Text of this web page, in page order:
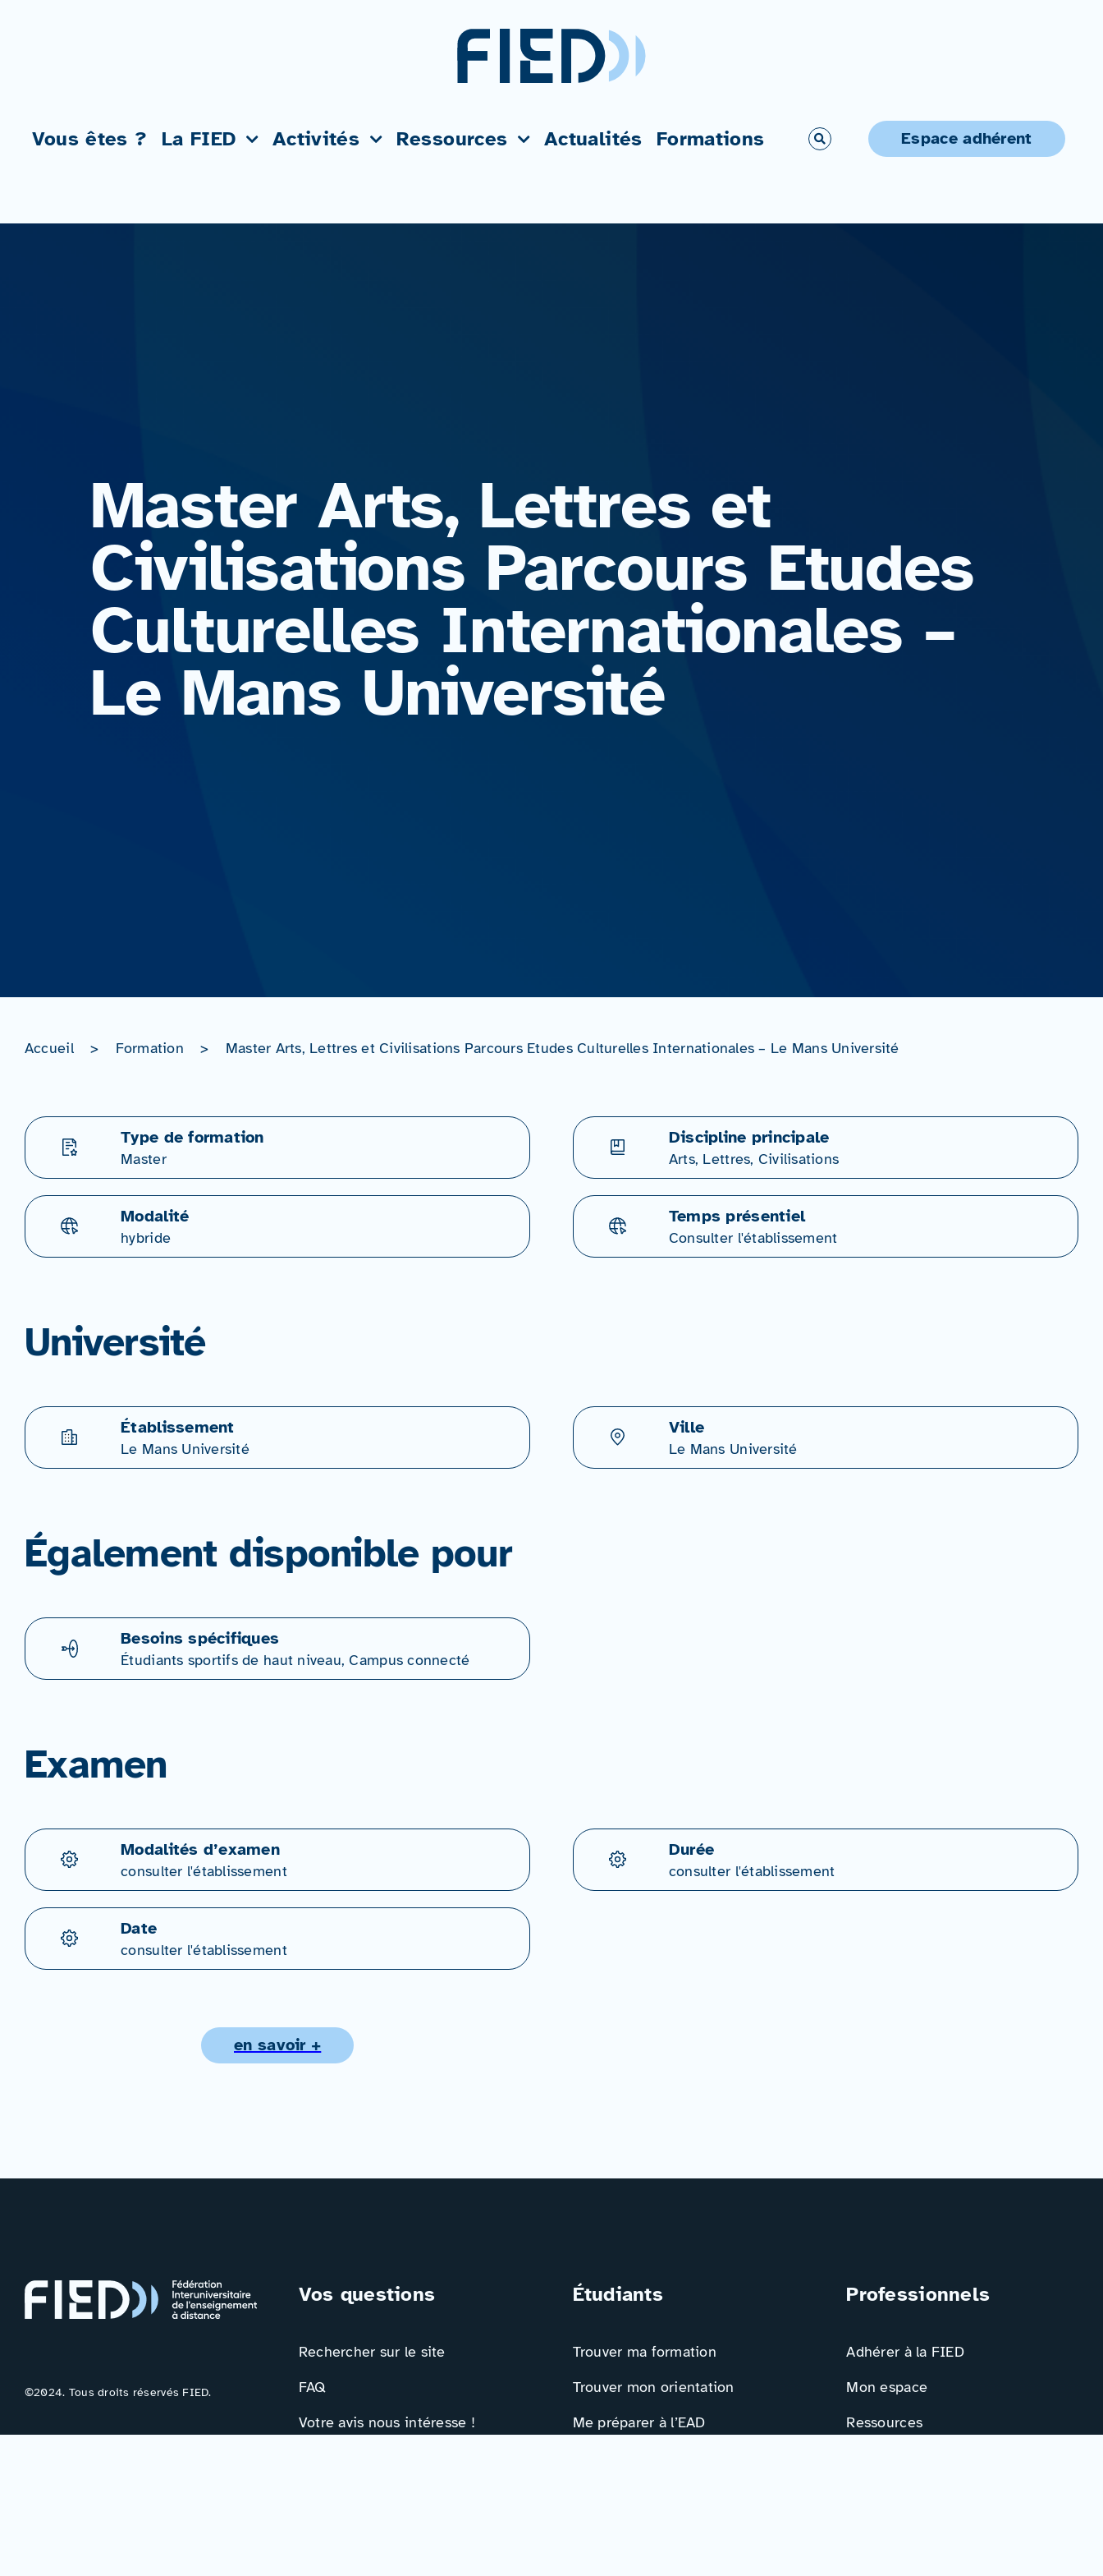
Vous êtes ? La FIED Activités Ressources Actualités Formations Espace adhérent
Master Arts, Lettres et
Civilisations Parcours Etudes
Culturelles Internationales –
Le Mans Université
Accueil > Formation > Master Arts, Lettres et Civilisations Parcours Etudes Culturelles Internationales – Le Mans Université
Type de formation
Master
Discipline principale
Arts, Lettres, Civilisations
Modalité
hybride
Temps présentiel
Consulter l'établissement
Université
Établissement
Le Mans Université
Ville
Le Mans Université
Également disponible pour
Besoins spécifiques
Étudiants sportifs de haut niveau, Campus connecté
Examen
Modalités d’examen
consulter l'établissement
Durée
consulter l'établissement
Date
consulter l'établissement
en savoir +
©2024. Tous droits réservés FIED.
Vos questions
Rechercher sur le site
FAQ
Votre avis nous intéresse !
Étudiants
Trouver ma formation
Trouver mon orientation
Me préparer à l’EAD
Professionnels
Adhérer à la FIED
Mon espace
Ressources